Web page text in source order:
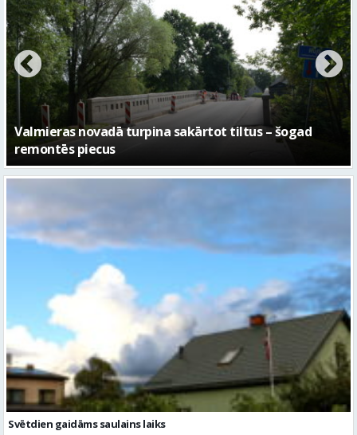
No pagaidu teātra līdz laikmetīgās kultūras centram
– kā attīstīsies “Kurtuve”
Svētdien gaidāms saulains laiks